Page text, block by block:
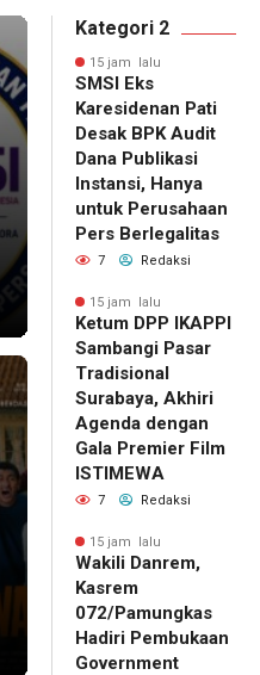
Kategori 2
15 jam lalu
SMSI Eks
Karesidenan Pati
Desak BPK Audit
Dana Publikasi
Instansi, Hanya
untuk Perusahaan
Pers Berlegalitas
7 Redaksi
15 jam lalu
Ketum DPP IKAPPI
Sambangi Pasar
Tradisional
Surabaya, Akhiri
Agenda dengan
Gala Premier Film
ISTIMEWA
7 Redaksi
15 jam lalu
Wakili Danrem,
Kasrem
072/Pamungkas
Hadiri Pembukaan
Government